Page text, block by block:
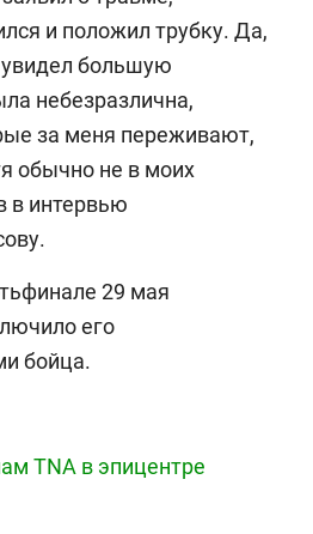
и положил трубку. Да,
большую
небезразлична,
за меня переживают,
обычно не в моих
в интервью
29 мая
его
бойца.
TNA в эпицентре